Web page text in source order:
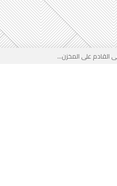
القادم على المخزن...